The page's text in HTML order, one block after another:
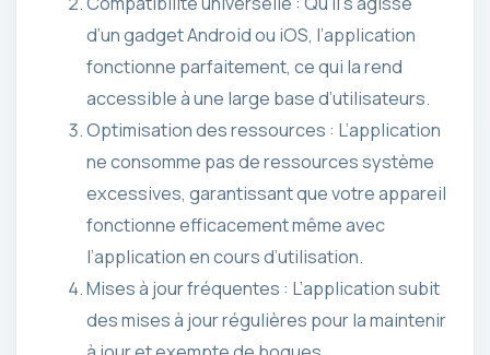
d’un gadget Android ou iOS, l’application
fonctionne parfaitement, ce qui la rend
accessible à une large base d’utilisateurs.
Optimisation des ressources : L’application
ne consomme pas de ressources système
excessives, garantissant que votre appareil
fonctionne efficacement même avec
l’application en cours d’utilisation.
Mises à jour fréquentes : L’application subit
des mises à jour régulières pour la maintenir